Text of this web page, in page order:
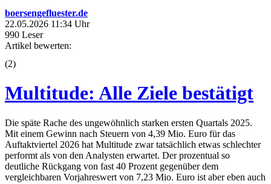
boersengefluester.de
22.05.2026 11:34 Uhr
990 Leser
Artikel bewerten:
(2)
Multitude: Alle Ziele bestätigt
Die späte Rache des ungewöhnlich starken ersten Quartals 2025.
Mit einem Gewinn nach Steuern von 4,39 Mio. Euro für das
Auftaktviertel 2026 hat Multitude zwar tatsächlich etwas schlechter
performt als von den Analysten erwartet. Der prozentual so
deutliche Rückgang von fast 40 Prozent gegenüber dem
vergleichbaren Vorjahreswert von 7,23 Mio. Euro ist aber eben auch